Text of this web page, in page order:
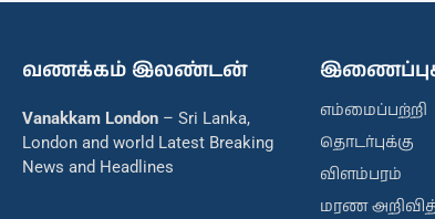
வணக்கம் இலண்டன்
Vanakkam London – Sri Lanka,
London and world Latest Breaking
News and Headlines
எம்மைப்பற்றி
தொடர்புக்கு
விளம்பரம்
மரண